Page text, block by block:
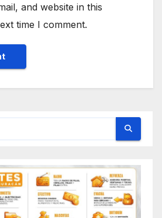
and website in this
time I comment.